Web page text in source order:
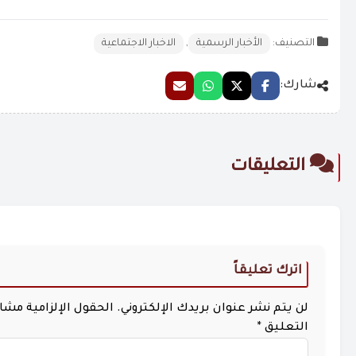
التصنيف: الأخبار الرسمية , الاخبار الاجتماعية
شارك:
التعليقات
اترك تعليقاً
لن يتم نشر عنوان بريدك الإلكتروني. الحقول الإلزامية
التعليق *